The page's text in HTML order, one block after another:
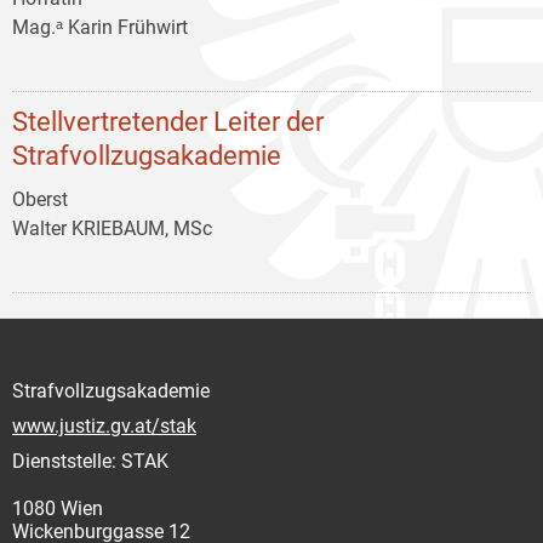
Mag.ᵃ Karin Frühwirt
Stellvertretender Leiter der
Strafvollzugsakademie
Oberst
Walter KRIEBAUM, MSc
Strafvollzugsakademie
www.justiz.gv.at/stak
Dienststelle: STAK
1080 Wien
Wickenburggasse 12